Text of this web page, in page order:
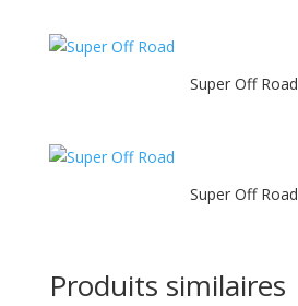
Super Off Road
Super Off Road
Produits similaires